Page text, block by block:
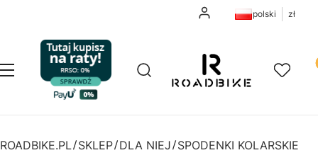
Zaloguj siępolski zł
Menu Otwórz wyszukiwarkę
Szukaj Ulubione
ROADBIKE.PL SKLEP DLA NIEJ SPODENKI KOLARSKIE